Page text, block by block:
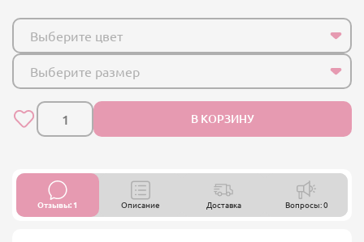
Выберите цвет
Выберите размер
В КОРЗИНУ
Отзывы: 1 Описание Доставка Вопросы: 0